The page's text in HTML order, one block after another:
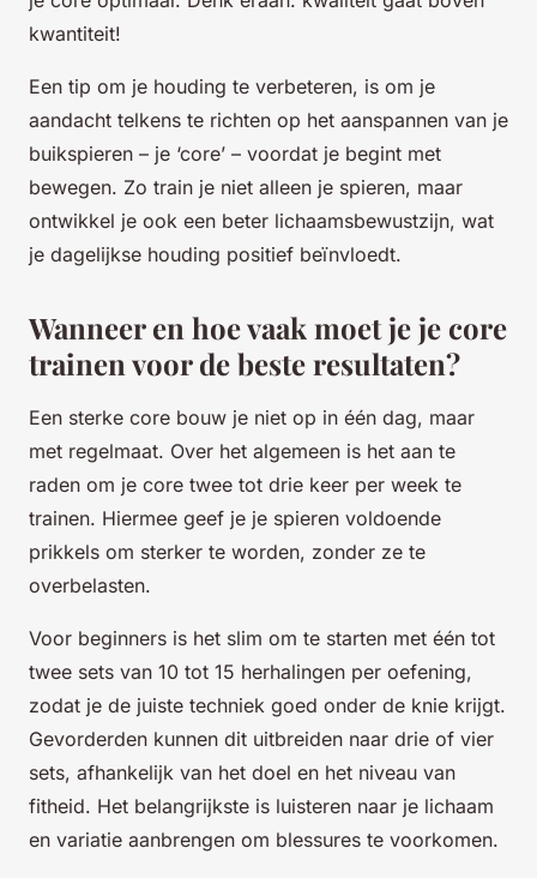
kwantiteit!
Een tip om je houding te verbeteren, is om je
aandacht telkens te richten op het aanspannen van je
buikspieren – je ‘core’ – voordat je begint met
bewegen. Zo train je niet alleen je spieren, maar
ontwikkel je ook een beter lichaamsbewustzijn, wat
je dagelijkse houding positief beïnvloedt.
Wanneer en hoe vaak moet je je core
trainen voor de beste resultaten?
Een sterke core bouw je niet op in één dag, maar
met regelmaat. Over het algemeen is het aan te
raden om je core twee tot drie keer per week te
trainen. Hiermee geef je je spieren voldoende
prikkels om sterker te worden, zonder ze te
overbelasten.
Voor beginners is het slim om te starten met één tot
twee sets van 10 tot 15 herhalingen per oefening,
zodat je de juiste techniek goed onder de knie krijgt.
Gevorderden kunnen dit uitbreiden naar drie of vier
sets, afhankelijk van het doel en het niveau van
fitheid. Het belangrijkste is luisteren naar je lichaam
en variatie aanbrengen om blessures te voorkomen.